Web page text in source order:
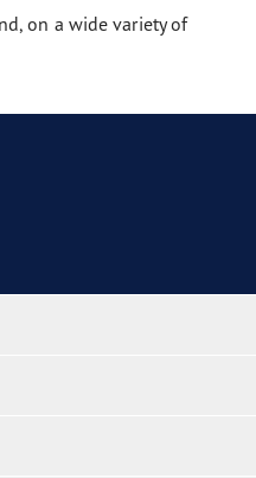
on a wide variety of